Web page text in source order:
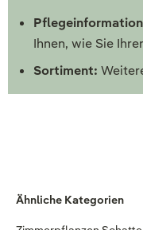
Ihnen, wie Sie
Sortiment:
Ähnliche Kategorien